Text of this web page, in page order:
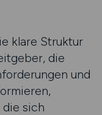
klare Struktur
die
und
sich